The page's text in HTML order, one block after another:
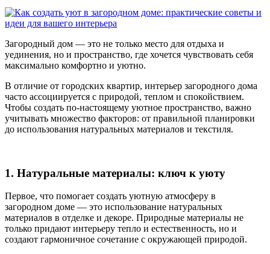
Загородный дом — это не только место для отдыха и
уединения, но и пространство, где хочется чувствовать себя
максимально комфортно и уютно.
В отличие от городских квартир, интерьер загородного дома
часто ассоциируется с природой, теплом и спокойствием.
Чтобы создать по-настоящему уютное пространство, важно
учитывать множество факторов: от правильной планировки
до использования натуральных материалов и текстиля.
1. Натуральные материалы: ключ к уюту
Первое, что помогает создать уютную атмосферу в
загородном доме — это использование натуральных
материалов в отделке и декоре. Природные материалы не
только придают интерьеру тепло и естественность, но и
создают гармоничное сочетание с окружающей природой.